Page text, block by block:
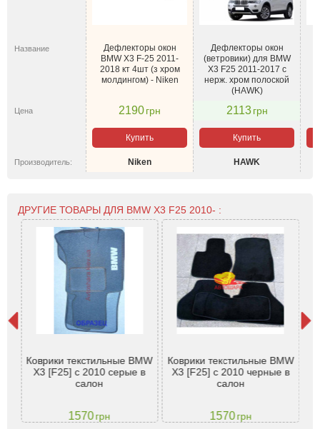
Название
Дефлекторы окон
BMW X3 F-25 2011-
2018 кт 4шт (з хром
молдингом) - Niken
Дефлекторы окон
(ветровики) для BMW
X3 F25 2011-2017 с
нерж. хром полоской
(HAWK)
Цена 2190грн 2113 грн
Купить Купить
Производитель: Niken HAWK
ДРУГИЕ ТОВАРЫ ДЛЯ BMW X3 F25 2010- :
Коврики текстильные BMW
X3 [F25] с 2010 серые в
салон
1570грн
Коврики текстильные BMW
X3 [F25] с 2010 черные в
салон
1570грн